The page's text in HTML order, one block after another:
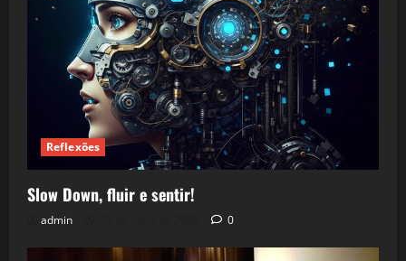
Reflexões
Slow Down, fluir e sentir!
admin 0